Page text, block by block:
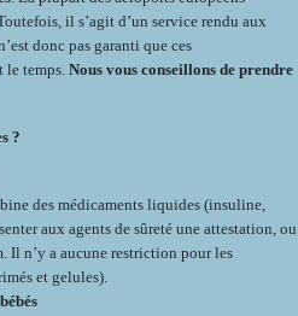
il s’agit d’un service rendu aux
donc pas garanti que ces
le temps. Nous vous conseillons de prendre
?
des médicaments liquides (insuline,
aux agents de sûreté une attestation, ou
Il n’y a aucune restriction pour les
et gelules).